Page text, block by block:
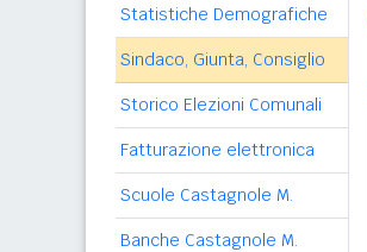
Statistiche Demografiche
Sindaco, Giunta, Consiglio
Storico Elezioni Comunali
Fatturazione elettronica
Scuole Castagnole M.
Banche Castagnole M.